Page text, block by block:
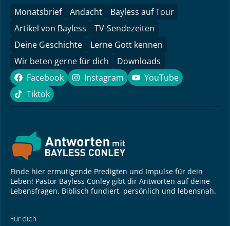
Monatsbrief Andacht
Bayless auf Tour
Artikel von Bayless
TV-Sendezeiten
Deine Geschichte
Lerne Gott kennen
Wir beten gerne für dich
Downloads
Facebook
Facebook Instagram
Instagram YouTube
YouTube
Tiktok
Tiktok
Finde hier ermutigende Predigten und Impulse für dein
Leben! Pastor Bayless Conley gibt dir Antworten auf deine
Lebensfragen. Biblisch fundiert, persönlich und lebensnah.
Für dich